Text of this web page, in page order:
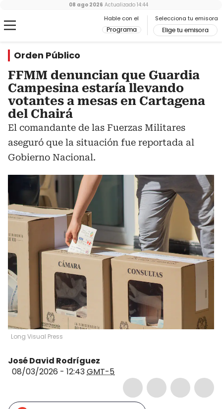
Hable con el
Programa
Selecciona tu emisora
Elige tu emisora
08 ago 2026 Actualizado 14:44
Orden Público
FFMM denuncian que Guardia
Campesina estaría llevando
votantes a mesas en Cartagena
del Chairá
El comandante de las Fuerzas Militares
aseguró que la situación fue reportada al
Gobierno Nacional.
Long Visual Press
José David Rodríguez
08/03/2026 - 12:43GMT-5